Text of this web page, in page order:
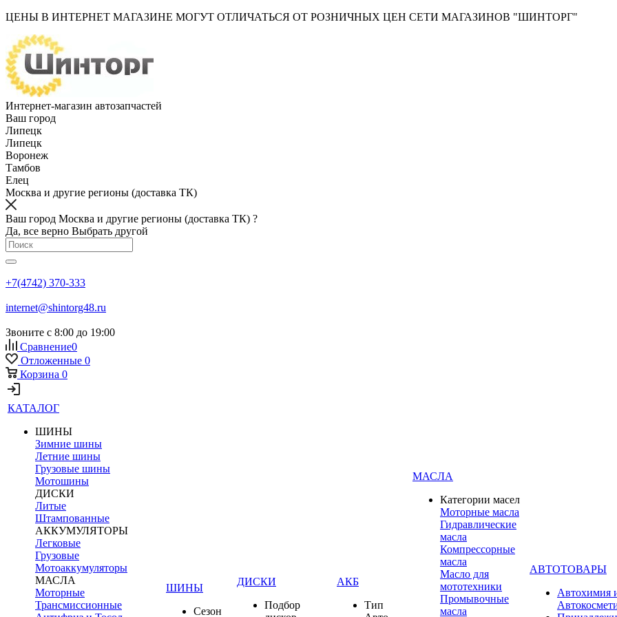
ЦЕНЫ В ИНТЕРНЕТ МАГАЗИНЕ МОГУТ ОТЛИЧАТЬСЯ ОТ РОЗНИЧНЫХ ЦЕН СЕТИ МАГАЗИНОВ "ШИНТОРГ"
Интернет-магазин автозапчастей
Ваш город
Липецк
Липецк
Воронеж
Тамбов
Елец
Москва и другие регионы (доставка ТК)
Ваш город Москва и другие регионы (доставка ТК) ?
Да, все верно Выбрать другой
+7(4742) 370-333
internet@shintorg48.ru
Звоните с 8:00 до 19:00
Сравнение0
Отложенные 0
Корзина 0
КАТАЛОГ
ШИНЫ
Зимние шины
Летние шины
Грузовые шины
Мотошины
ДИСКИ
Литые
Штампованные
АККУМУЛЯТОРЫ
Легковые
Грузовые
Мотоаккумуляторы
МАСЛА
Моторные
Трансмиссионные
ШИНЫ
Сезон
ДИСКИ
Подбор
АКБ
Тип
МАСЛА
Категории масел
Моторные масла
Гидравлические
масла
Компрессорные
масла
Масло для
мототехники
Промывочные
масла
АВТОТОВАРЫ
Автохимия